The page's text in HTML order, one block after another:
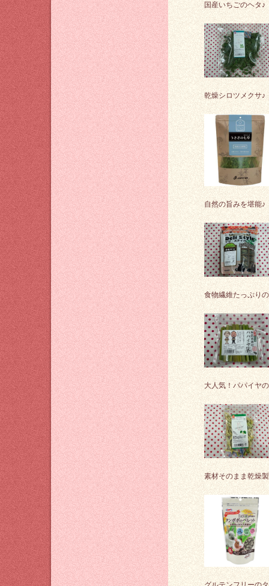
国産いちごのヘタ♪
乾燥シロツメクサ♪
自然の旨みを堪能♪
食物繊維たっぷり
大人気！パパイヤ
素材そのまま乾燥